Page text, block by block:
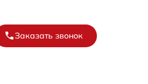
Заказать звонок